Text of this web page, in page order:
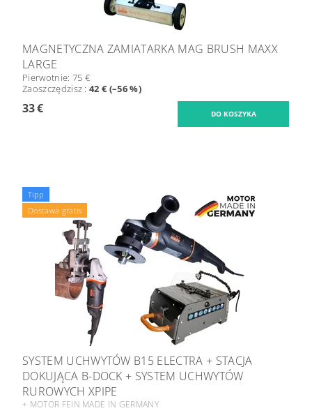
MAGNETYCZNA ZAMIATARKA MAG BRUSH MAXX
LARGE
Pierwotnie: 75 €
Zaoszczędzisz :42 € (–56 %)
33 €
Tipp
Dostawa gratis
SYSTEM UCHWYTÓW B15 ELECTRA + STACJA
DOKUJĄCA B-DOCK + SYSTEM UCHWYTÓW
RUROWYCH XPIPE
+ MOTOR FEIN MADE IN GERMANY